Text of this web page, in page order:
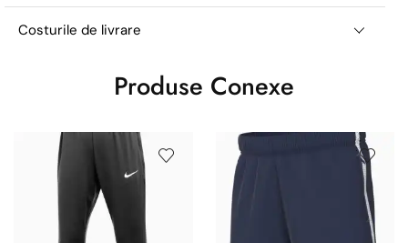
Costurile de livrare
Produse Conexe